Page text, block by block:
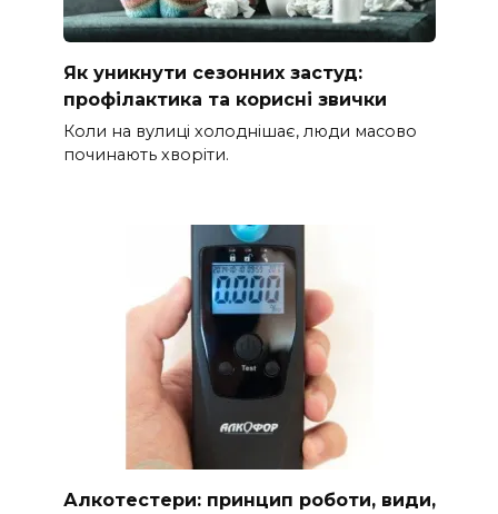
Як уникнути сезонних застуд:
профілактика та корисні звички
Коли на вулиці холоднішає, люди масово
починають хворіти.
Алкотестери: принцип роботи, види,